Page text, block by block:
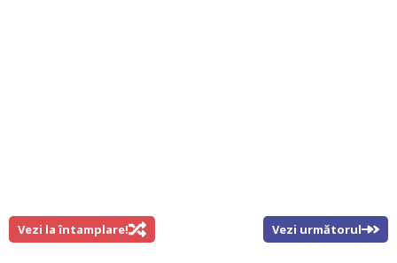
Vezi la întamplare! Vezi următorul